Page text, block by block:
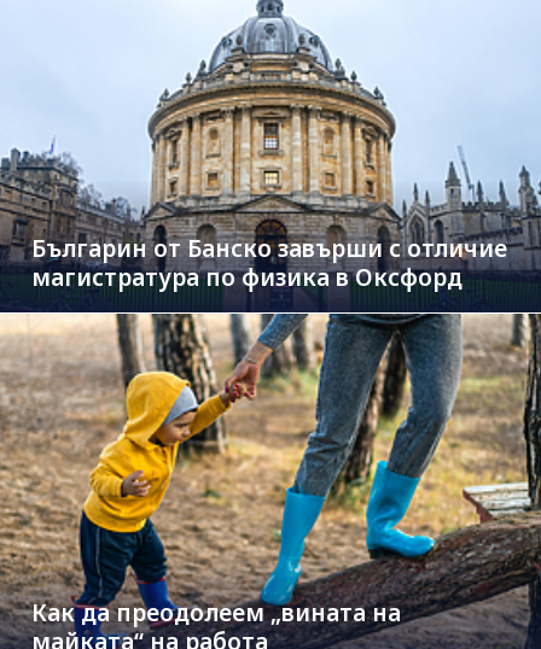
Българин от Банско завърши с отличие
магистратура по физика в Оксфорд
Как да преодолеем „вината на
майката“ на работа